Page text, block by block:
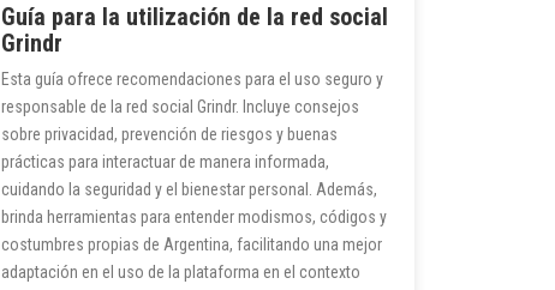
Guía para la utilización de la red social
Grindr
Esta guía ofrece recomendaciones para el uso seguro y
responsable de la red social Grindr. Incluye consejos
sobre privacidad, prevención de riesgos y buenas
prácticas para interactuar de manera informada,
cuidando la seguridad y el bienestar personal. Además,
brinda herramientas para entender modismos, códigos y
costumbres propias de Argentina, facilitando una mejor
adaptación en el uso de la plataforma en el contexto